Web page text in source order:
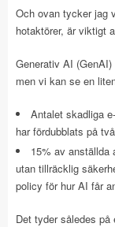
Och ovan tycker jag
hotaktörer, är viktigt
Generativ AI
men vi kan se en
Antalet skadliga
har fördubblats på
15% av anställda
utan tillräcklig
policy för hur AI får
Det tyder således